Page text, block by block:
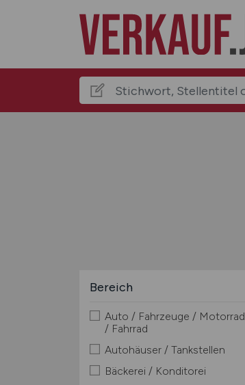
Bereich
Auto / Fahrzeuge / Motorrad
/ Fahrrad
Autohäuser / Tankstellen
Bäckerei / Konditorei